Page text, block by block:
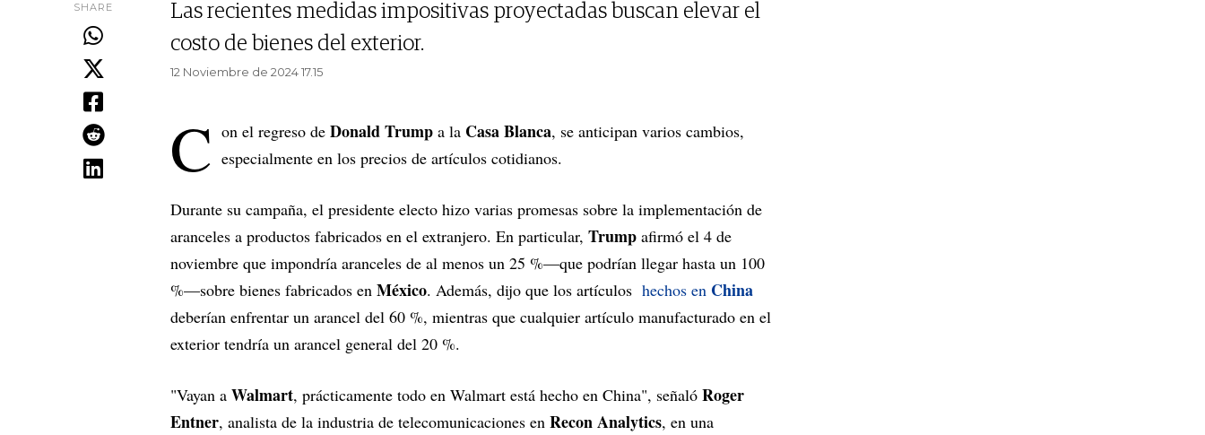
SHARE
Las recientes medidas impositivas proyectadas buscan elevar el
costo de bienes del exterior.
12 Noviembre de 2024 17.15
C on el regreso de Donald Trump a la Casa Blanca, se anticipan varios cambios,
especialmente en los precios de artículos cotidianos.
Durante su campaña, el presidente electo hizo varias promesas sobre la implementación de
aranceles a productos fabricados en el extranjero. En particular, Trump afirmó el 4 de
noviembre que impondría aranceles de al menos un 25 %—que podrían llegar hasta un 100
%—sobre bienes fabricados en México. Además, dijo que los artículos hechos en China
deberían enfrentar un arancel del 60 %, mientras que cualquier artículo manufacturado en el
exterior tendría un arancel general del 20 %.
"Vayan a Walmart, prácticamente todo en Walmart está hecho en China", señaló Roger
Entner, analista de la industria de telecomunicaciones en Recon Analytics, en una